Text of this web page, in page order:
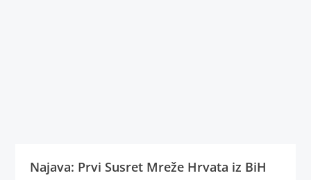
Najava: Prvi Susret Mreže Hrvata iz BiH